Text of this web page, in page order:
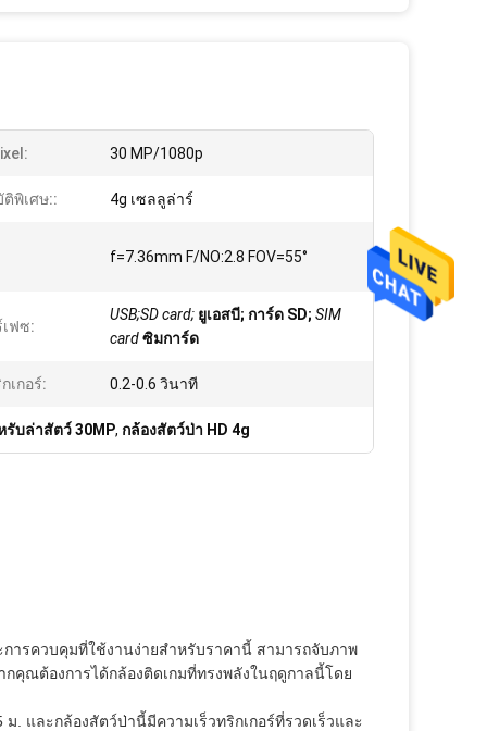
30 MP/1080p
พิเศษ:: 4g เซลลูล่าร์
f=7.36mm F/NO:2.8 FOV=55°
เฟซ:
USB;SD card; ยูเอสบี; การ์ด SD; SIM
cardซิมการ์ด
เกอร์: 0.2-0.6 วินาที
รับล่าสัตว์ 30MP, กล้องสัตว์ป่า HD 4g
ารควบคุมที่ใช้งานง่ายสำหรับราคานี้ สามารถจับภาพ
คุณต้องการได้กล้องติดเกมที่ทรงพลังในฤดูกาลนี้โดย
และกล้องสัตว์ป่านี้มีความเร็วทริกเกอร์ที่รวดเร็วและ